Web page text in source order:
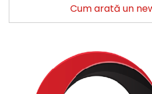
Cum arată un